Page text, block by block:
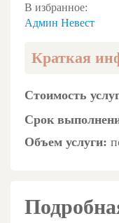
В избранное:
Админ Невест
Краткая
Стоимость
Срок
Объем услуги: